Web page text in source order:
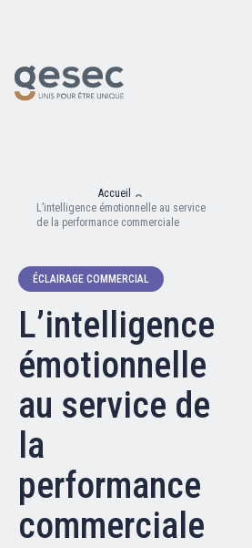
Qui sommes-nous ?
Nos adhérents
Carte du réseau
Nos partenaires
Clients professionnels
Blog
Recherche
Accueil
L’intelligence émotionnelle au service
de la performance commerciale
ÉCLAIRAGE COMMERCIAL
L’intelligence
émotionnelle
au service de
la
performance
commerciale